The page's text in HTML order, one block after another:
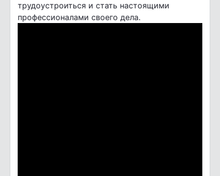
трудоустроиться и стать настоящими
профессионалами своего дела.